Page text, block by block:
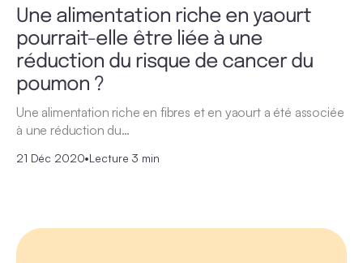
Une alimentation riche en yaourt
pourrait-elle être liée à une
réduction du risque de cancer du
poumon ?
Une alimentation riche en fibres et en yaourt a été associée
à une réduction du…
21 Déc 2020•Lecture 3 min